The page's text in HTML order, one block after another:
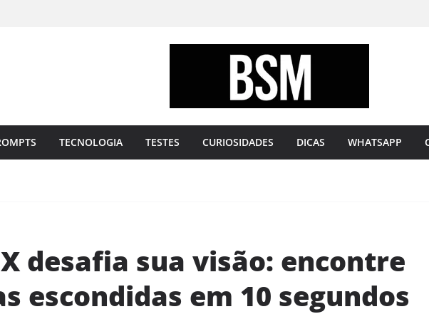
sua
Mente
TECNOLOGIA TESTES CURIOSIDADES DICAS WHATSAPP
desafia sua visão: encontre
escondidas em 10 segundos